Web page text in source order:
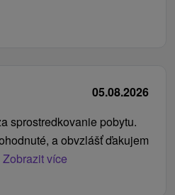
05.08.2026
sprostredkovanie pobytu.
a obvzlášť ďakujem
Zobrazit více